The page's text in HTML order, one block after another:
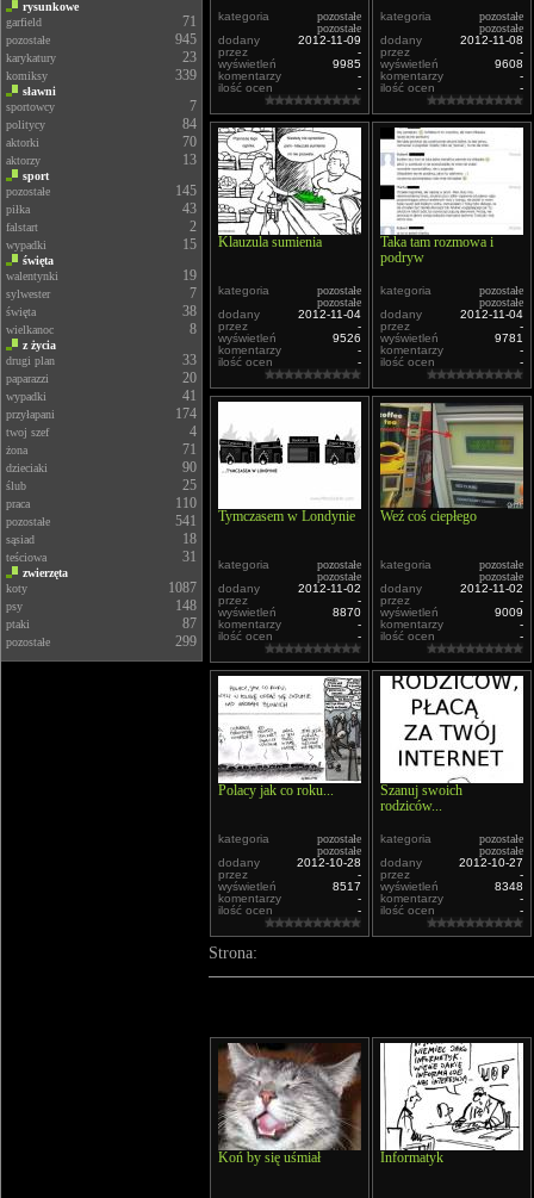
rysunkowe
garfield
71
pozostałe 945
karykatury 23
komiksy 339
sławni
sportowcy
7
politycy 84
aktorki 70
aktorzy 13
sport
pozostałe
145
piłka 43
falstart 2
wypadki 15
święta
walentynki
19
sylwester 7
święta 38
wielkanoc 8
z życia
drugi plan
33
paparazzi 20
wypadki 41
przyłapani 174
twoj szef 4
żona 71
dzieciaki 90
ślub 25
praca 110
pozostałe 541
sąsiad 18
teściowa 31
zwierzęta
koty
1087
psy 148
ptaki 87
pozostałe 299
kategoria
pozostałe
pozostałe
dodany
2012-11-09
przez
-
wyświetleń
9985
komentarzy
-
ilość ocen
-
kategoria
pozostałe
pozostałe
dodany
2012-11-08
przez
-
wyświetleń
9608
komentarzy
-
ilość ocen
-
Klauzula sumienia
kategoria
pozostałe
pozostałe
dodany
2012-11-04
przez
-
wyświetleń
9526
komentarzy
-
ilość ocen
-
Taka tam rozmowa i
podryw
kategoria
pozostałe
pozostałe
dodany
2012-11-04
przez
-
wyświetleń
9781
komentarzy
-
ilość ocen
-
Tymczasem w Londynie
kategoria
pozostałe
pozostałe
dodany
2012-11-02
przez
-
wyświetleń
8870
komentarzy
-
ilość ocen
-
Weź coś ciepłego
kategoria
pozostałe
pozostałe
dodany
2012-11-02
przez
-
wyświetleń
9009
komentarzy
-
ilość ocen
-
Polacy jak co roku...
kategoria
pozostałe
pozostałe
dodany
2012-10-28
przez
-
wyświetleń
8517
komentarzy
-
ilość ocen
-
Szanuj swoich
rodziców...
kategoria
pozostałe
pozostałe
dodany
2012-10-27
przez
-
wyświetleń
8348
komentarzy
-
ilość ocen
-
Strona:
Koń by się uśmiał Informatyk